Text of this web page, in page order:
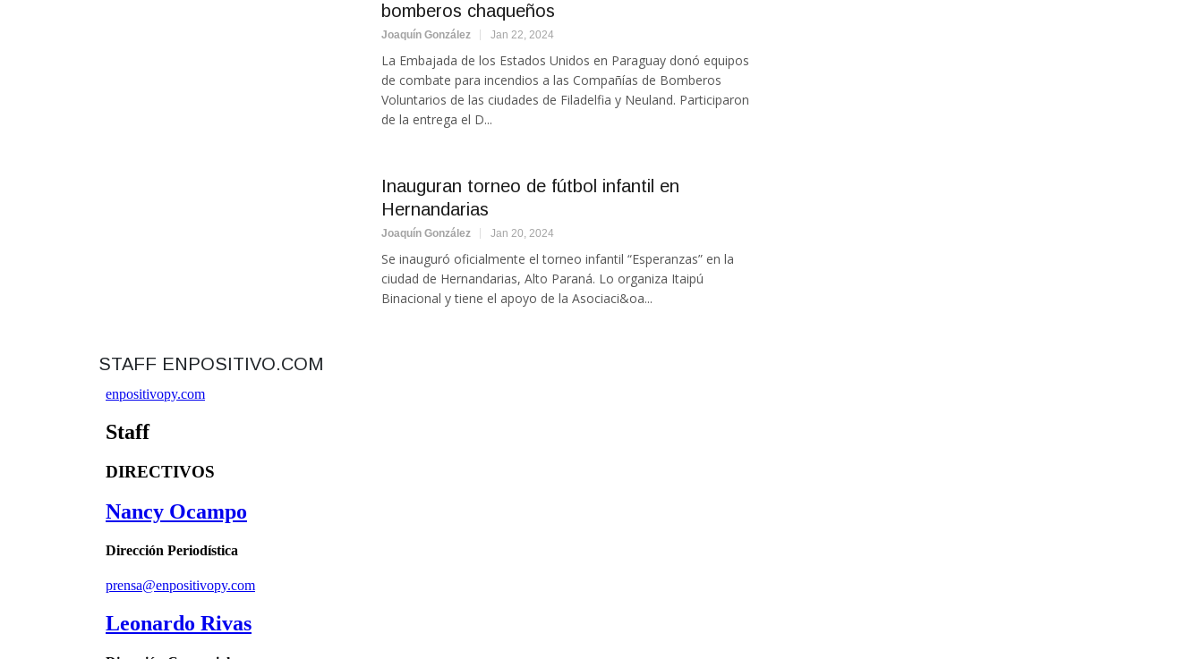
bomberos chaqueños
Joaquín González Jan 22, 2024
La Embajada de los Estados Unidos en Paraguay donó equipos
de combate para incendios a las Compañías de Bomberos
Voluntarios de las ciudades de Filadelfia y Neuland. Participaron
de la entrega el D...
Inauguran torneo de fútbol infantil en
Hernandarias
Joaquín González Jan 20, 2024
Se inauguró oficialmente el torneo infantil “Esperanzas” en la
ciudad de Hernandarias, Alto Paraná. Lo organiza Itaipú
Binacional y tiene el apoyo de la Asociaci&oa...
STAFF ENPOSITIVO.COM